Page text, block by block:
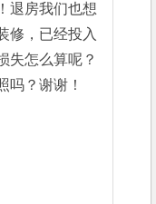
退房我们也想
修，已经投入
失怎么算呢？
吗？谢谢！